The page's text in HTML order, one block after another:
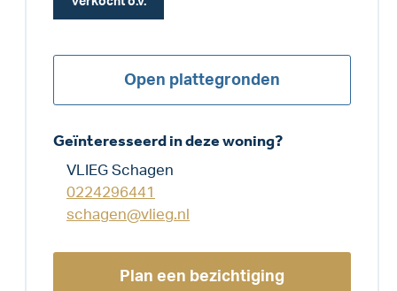
Open plattegronden
Geïnteresseerd in deze woning?
VLIEG Schagen
0224296441
schagen@vlieg.nl
Plan een bezichtiging